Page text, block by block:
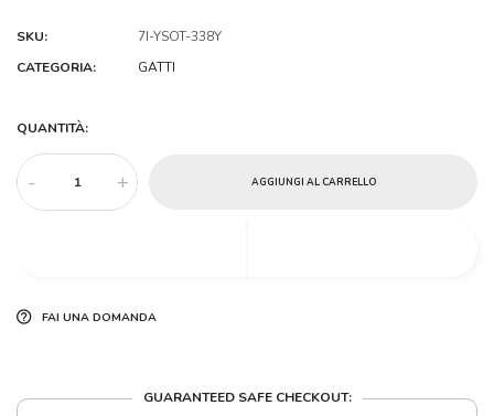
SKU:
7I-YSOT-338Y
CATEGORIA:
GATTI
QUANTITÀ:
- + AGGIUNGI AL CARRELLO
FAI UNA DOMANDA
GUARANTEED SAFE CHECKOUT: